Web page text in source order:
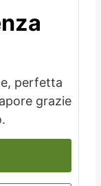
perfetta
grazie